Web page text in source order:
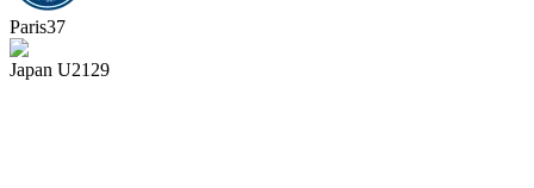
Paris37
Japan U21 29